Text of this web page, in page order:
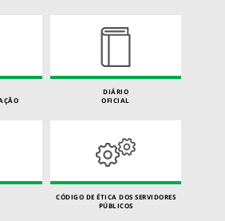
DIÁRIO
OFICIAL
CÓDIGO DE ÉTICA DOS SERVIDORES
PÚBLICOS